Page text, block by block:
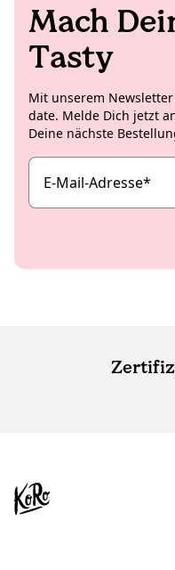
Mach
Tasty
Mit unserem
date. Melde Dich jetzt
Deine nächste
E-Mail-Adresse*